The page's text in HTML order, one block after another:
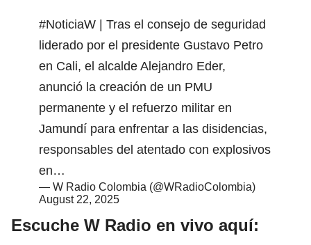
#NoticiaW | Tras el consejo de seguridad
liderado por el presidente Gustavo Petro
en Cali, el alcalde Alejandro Eder,
anunció la creación de un PMU
permanente y el refuerzo militar en
Jamundí para enfrentar a las disidencias,
responsables del atentado con explosivos
en…
— W Radio Colombia (@WRadioColombia)
August 22, 2025
Escuche W Radio en vivo aquí: